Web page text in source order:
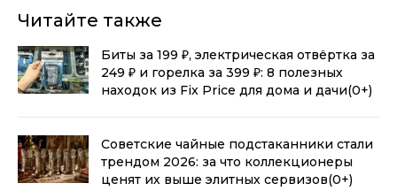
Читайте также
Биты за 199 ₽, электрическая отвёртка за
249 ₽ и горелка за 399 ₽: 8 полезных
находок из Fix Price для дома и дачи(0+)
Советские чайные подстаканники стали
трендом 2026: за что коллекционеры
ценят их выше элитных сервизов(0+)